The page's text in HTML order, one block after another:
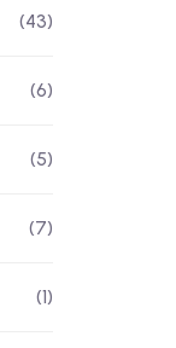
(43)
(6)
(5)
(7)
(1)